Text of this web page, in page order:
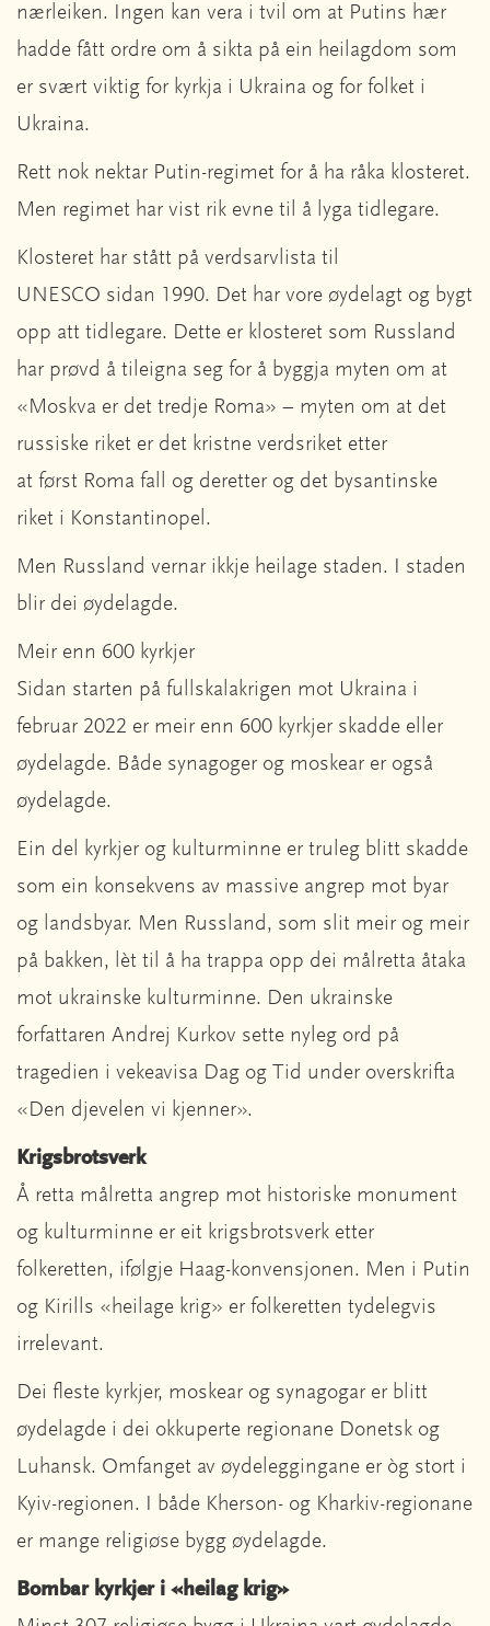
nærleiken. Ingen kan vera i tvil om at Putins hær
hadde fått ordre om å sikta på ein heilagdom som
er svært viktig for kyrkja i Ukraina og for folket i
Ukraina.
Rett nok nektar Putin-regimet for å ha råka klosteret.
Men regimet har vist rik evne til å lyga tidlegare.
Klosteret har stått på verdsarvlista til
UNESCO sidan 1990. Det har vore øydelagt og bygt
opp att tidlegare. Dette er klosteret som Russland
har prøvd å tileigna seg for å byggja myten om at
«Moskva er det tredje Roma» – myten om at det
russiske riket er det kristne verdsriket etter
at først Roma fall og deretter og det bysantinske
riket i Konstantinopel.
Men Russland vernar ikkje heilage staden. I staden
blir dei øydelagde.
Meir enn 600 kyrkjer
Sidan starten på fullskalakrigen mot Ukraina i
februar 2022 er meir enn 600 kyrkjer skadde eller
øydelagde. Både synagoger og moskear er også
øydelagde.
Ein del kyrkjer og kulturminne er truleg blitt skadde
som ein konsekvens av massive angrep mot byar
og landsbyar. Men Russland, som slit meir og meir
på bakken, lèt til å ha trappa opp dei målretta åtaka
mot ukrainske kulturminne. Den ukrainske
forfattaren Andrej Kurkov sette nyleg ord på
tragedien i vekeavisa Dag og Tid under overskrifta
«Den djevelen vi kjenner».
Krigsbrotsverk
Å retta målretta angrep mot historiske monument
og kulturminne er eit krigsbrotsverk etter
folkeretten, ifølgje Haag-konvensjonen. Men i Putin
og Kirills «heilage krig» er folkeretten tydelegvis
irrelevant.
Dei fleste kyrkjer, moskear og synagogar er blitt
øydelagde i dei okkuperte regionane Donetsk og
Luhansk. Omfanget av øydeleggingane er òg stort i
Kyiv-regionen. I både Kherson- og Kharkiv-regionane
er mange religiøse bygg øydelagde.
Bombar kyrkjer i «heilag krig»